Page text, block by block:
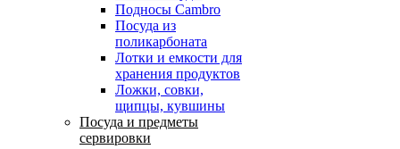
Подносы Cambro
Посуда из
поликарбоната
Лотки и емкости для
хранения продуктов
Ложки, совки,
щипцы, кувшины
Посуда и предметы
сервировки